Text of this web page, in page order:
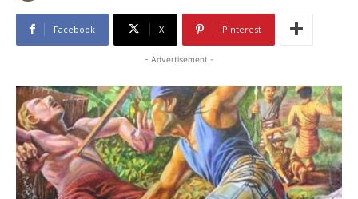
Facebook X Pinterest
- Advertisement -